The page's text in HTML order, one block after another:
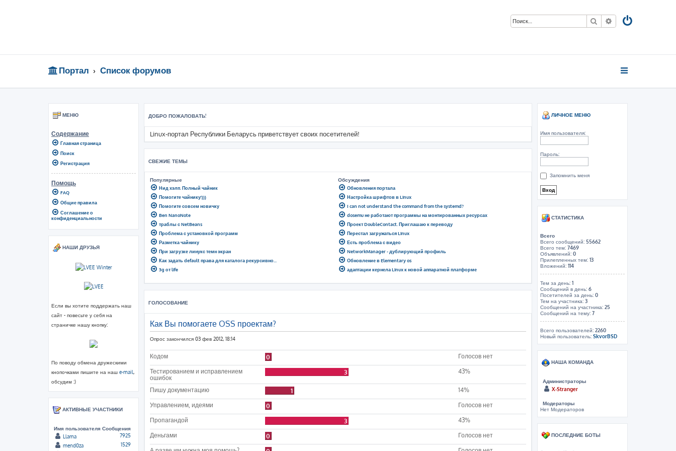
Поиск Расширенный
Портал Список форумов
ДОБРО ПОЖАЛОВАТЬ!
Linux-портал Республики Беларусь приветствует своих посетителей!
СВЕЖИЕ ТЕМЫ
Популярные Обсуждения
Нид хэлп. Полный чайник
Помогите чайнику!)))
Помогите совсем новичку
Ben NanoNote
траблы с NetBeans
Проблема с установкой программ
Разметка чайнику
При загрузке линукс темн экран
Как задать default права для каталога рекурсивно...
3g от life
Обновления портала
Настройка шрифтов в Linux
I can not understand the command from the systemd?
dosemu не работают программы на монтированных ресурсах
Проект DoubleContact. Приглашаю к переводу
Перестал загружаться Linux
Есть проблема с видео
NetworkManager - дублирующий профиль
Обновление в Elementary os
адаптации кернела Linux к новой аппаратной платформе
ГОЛОСОВАНИЕ
Как Вы помогаете OSS проектам?
Опрос закончился 03 фев 2012, 18:14
Кодом 0
Голосов нет
Тестированием и исправлением
ошибок
3 43%
Пишу документацию 1
14%
Управлением, идеями
0
Голосов нет
Пропагандой
3
43%
Деньгами
0
Голосов нет
МЕНЮ
Содержание
Главная страница
Поиск
Регистрация
Помощь
FAQ
Общие правила
Соглашение о
конфиденциальности
НАШИ ДРУЗЬЯ
Если вы хотите поддержать наш
сайт - повесьте у себя на
страничке нашу кнопку:
По поводу обмена дружескими
кнопочками пишите на наш e-mail,
обсудим :)
АКТИВНЫЕ УЧАСТНИКИ
Имя пользователя Сообщения
Llama
7925
mend0za
1529
ЛИЧНОЕ МЕНЮ
Имя пользователя:
Пароль:
Запомнить меня
СТАТИСТИКА
Всего
Всего сообщений: 55662
Всего тем: 7469
Объявлений: 0
Прилепленных тем: 13
Вложений: 114
Тем за день: 1
Сообщений в день: 6
Посетителей за день: 0
Тем на участника: 3
Сообщений на участника: 25
Сообщений на тему: 7
Всего пользователей: 2260
Новый пользователь: SkvorBSD
НАША КОМАНДА
Администраторы
X-Stranger
Модераторы
Нет Модераторов
ПОСЛЕДНИЕ БОТЫ